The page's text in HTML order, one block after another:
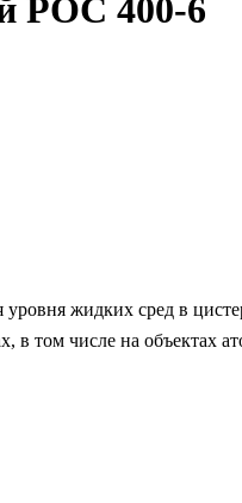
РОС 400-6
жидких сред в
в том числе на объектах